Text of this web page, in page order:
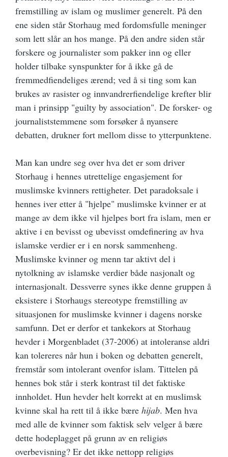
fremstilling av islam og muslimer generelt. På den
ene siden står Storhaug med fordomsfulle meninger
som lett slår an hos mange. På den andre siden står
forskere og journalister som pakker inn og eller
holder tilbake synspunkter for å ikke gå de
fremmedfiendeliges ærend; ved å si ting som kan
brukes av rasister og innvandrerfiendelige krefter blir
man i prinsipp "guilty by association". De forsker- og
journaliststemmene som forsøker å nyansere
debatten, drukner fort mellom disse to ytterpunktene.
Man kan undre seg over hva det er som driver
Storhaug i hennes utrettelige engasjement for
muslimske kvinners rettigheter. Det paradoksale i
hennes iver etter å "hjelpe" muslimske kvinner er at
mange av dem ikke vil hjelpes bort fra islam, men er
aktive i en bevisst og ubevisst omdefinering av hva
islamske verdier er i en norsk sammenheng.
Muslimske kvinner og menn tar aktivt del i
nytolkning av islamske verdier både nasjonalt og
internasjonalt. Dessverre synes ikke denne gruppen å
eksistere i Storhaugs stereotype fremstilling av
situasjonen for muslimske kvinner i dagens norske
samfunn. Det er derfor et tankekors at Storhaug
hevder i Morgenbladet (37-2006) at intoleranse aldri
kan tolereres når hun i boken og debatten generelt,
fremstår som intolerant ovenfor islam. Tittelen på
hennes bok står i sterk kontrast til det faktiske
innholdet. Hun hevder helt korrekt at en muslimsk
kvinne skal ha rett til å ikke bære hijab. Men hva
med alle de kvinner som faktisk selv velger å bære
dette hodeplagget på grunn av en religiøs
overbevisning? Er det ikke nettopp religiøs